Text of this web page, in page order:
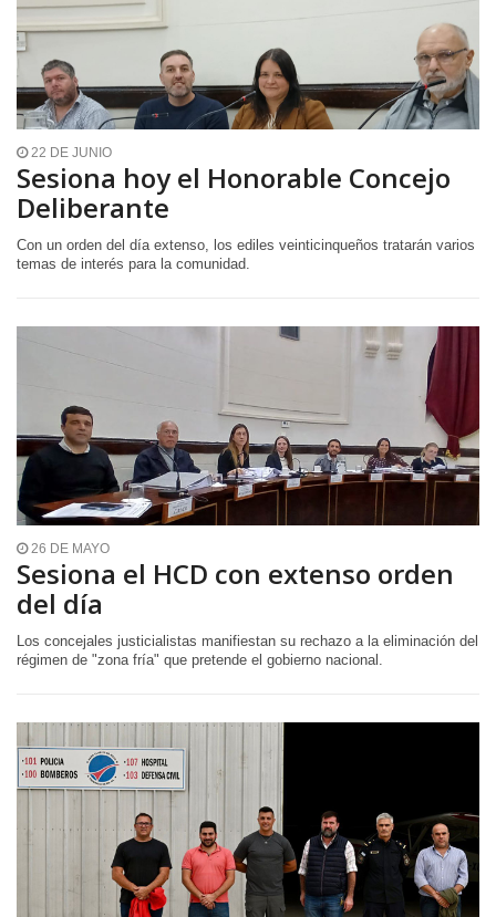
22 DE JUNIO
Sesiona hoy el Honorable Concejo
Deliberante
Con un orden del día extenso, los ediles veinticinqueños tratarán varios
temas de interés para la comunidad.
26 DE MAYO
Sesiona el HCD con extenso orden
del día
Los concejales justicialistas manifiestan su rechazo a la eliminación del
régimen de "zona fría" que pretende el gobierno nacional.